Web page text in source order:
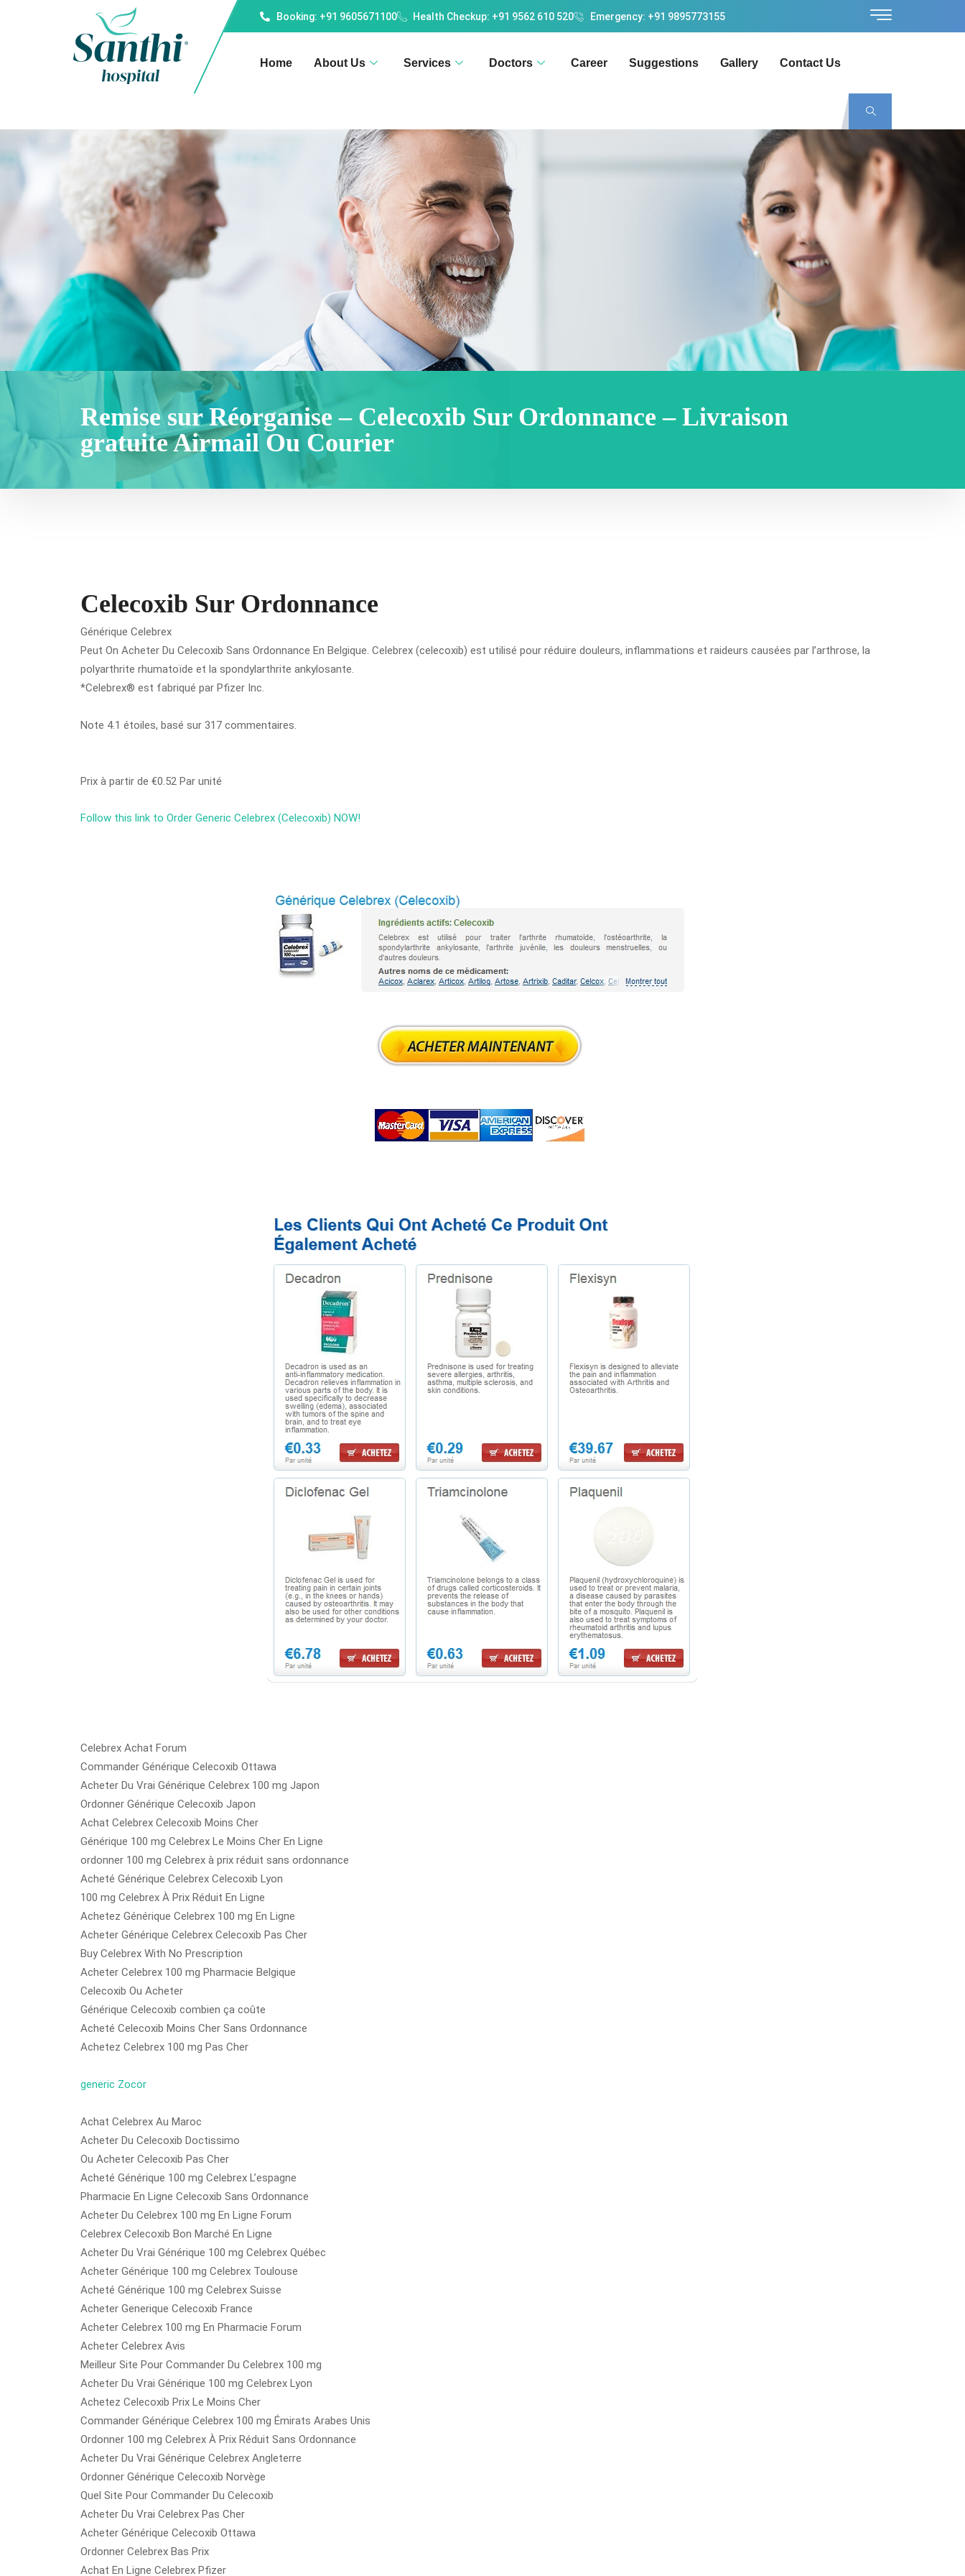
Booking: +91 9605671100 Health Checkup: +91 9562 610 520 Emergency: +91 9895773155
Home About Us Services Doctors Career Suggestions Gallery Contact Us
Remise sur Réorganise – Celecoxib Sur Ordonnance – Livraison
gratuite Airmail Ou Courier
Celecoxib Sur Ordonnance
Générique Celebrex
Peut On Acheter Du Celecoxib Sans Ordonnance En Belgique. Celebrex (celecoxib) est utilisé pour réduire douleurs, inflammations et raideurs causées par l’arthrose, la
polyarthrite rhumatoïde et la spondylarthrite ankylosante.
*Celebrex® est fabriqué par Pfizer Inc.
Note 4.1 étoiles, basé sur 317 commentaires.
Prix à partir de €0.52 Par unité
Follow this link to Order Generic Celebrex (Celecoxib) NOW!
Celebrex Achat Forum
Commander Générique Celecoxib Ottawa
Acheter Du Vrai Générique Celebrex 100 mg Japon
Ordonner Générique Celecoxib Japon
Achat Celebrex Celecoxib Moins Cher
Générique 100 mg Celebrex Le Moins Cher En Ligne
ordonner 100 mg Celebrex à prix réduit sans ordonnance
Acheté Générique Celebrex Celecoxib Lyon
100 mg Celebrex À Prix Réduit En Ligne
Achetez Générique Celebrex 100 mg En Ligne
Acheter Générique Celebrex Celecoxib Pas Cher
Buy Celebrex With No Prescription
Acheter Celebrex 100 mg Pharmacie Belgique
Celecoxib Ou Acheter
Générique Celecoxib combien ça coûte
Acheté Celecoxib Moins Cher Sans Ordonnance
Achetez Celebrex 100 mg Pas Cher
generic Zocor
Achat Celebrex Au Maroc
Acheter Du Celecoxib Doctissimo
Ou Acheter Celecoxib Pas Cher
Acheté Générique 100 mg Celebrex L’espagne
Pharmacie En Ligne Celecoxib Sans Ordonnance
Acheter Du Celebrex 100 mg En Ligne Forum
Celebrex Celecoxib Bon Marché En Ligne
Acheter Du Vrai Générique 100 mg Celebrex Québec
Acheter Générique 100 mg Celebrex Toulouse
Acheté Générique 100 mg Celebrex Suisse
Acheter Generique Celecoxib France
Acheter Celebrex 100 mg En Pharmacie Forum
Acheter Celebrex Avis
Meilleur Site Pour Commander Du Celebrex 100 mg
Acheter Du Vrai Générique 100 mg Celebrex Lyon
Achetez Celecoxib Prix Le Moins Cher
Commander Générique Celebrex 100 mg Émirats Arabes Unis
Ordonner 100 mg Celebrex À Prix Réduit Sans Ordonnance
Acheter Du Vrai Générique Celebrex Angleterre
Ordonner Générique Celecoxib Norvège
Quel Site Pour Commander Du Celecoxib
Acheter Du Vrai Celebrex Pas Cher
Acheter Générique Celecoxib Ottawa
Ordonner Celebrex Bas Prix
Achat En Ligne Celebrex Pfizer